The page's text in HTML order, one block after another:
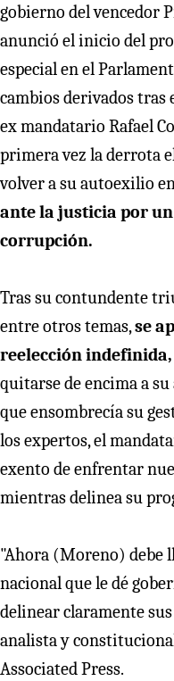
gobierno del vencedor
anunció el inicio del
especial en el
cambios derivados
ex mandatario Rafael
primera vez la derrota
volver a su autoexilio
ante la justicia por
corrupción.
Tras su contundente
entre otros temas,se
reelección indefinida,
quitarse de encima a
que ensombrecía su
los expertos, el
exento de enfrentar
mientras delinea su
"Ahora (Moreno) debe
nacional que le dé
delinear claramente
analista y
Associated Press.